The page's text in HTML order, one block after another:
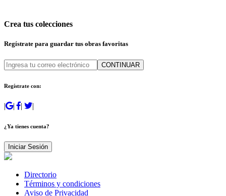
Crea tus colecciones
Regístrate para guardar tus obras favoritas
CONTINUAR
Regístrate con:
| | | |
¿Ya tienes cuenta?
Iniciar Sesión
Directorio
Términos y condiciones
Aviso de Privacidad